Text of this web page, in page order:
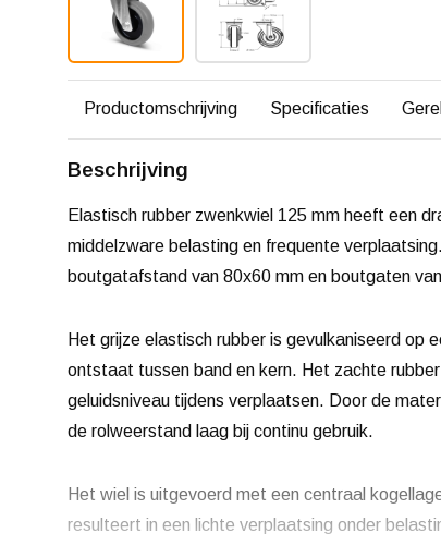
Productomschrijving Specificaties
Beschrijving
Elastisch rubber zwenkwiel 125 mm heeft een
middelzware belasting en frequente
boutgatafstand van 80x60 mm en boutgaten
Het grijze elastisch rubber is gevulkaniseerd op
ontstaat tussen band en kern. Het zachte
geluidsniveau tijdens verplaatsen. Door de
de rolweerstand laag bij continu gebruik.
Het wiel is uitgevoerd met een centraal
resulteert in een lichte verplaatsing onder